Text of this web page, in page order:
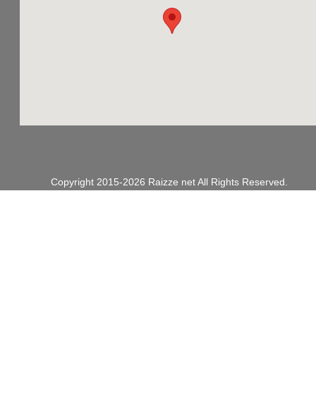
Copyright 2015-2026 Raizze netAll Rights Reserved.